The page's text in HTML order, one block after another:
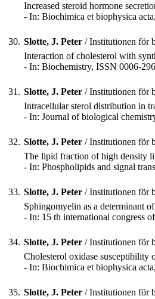
Increased steroid hormone
- In: Biochimica et biophysica
30. Slotte, J. Peter / Institutionen för
Interaction of cholesterol with
- In: Biochemistry, ISSN 0006-
31. Slotte, J. Peter / Institutionen för
Intracellular sterol distribution in
- In: Journal of biological
32. Slotte, J. Peter / Institutionen för
The lipid fraction of high density
- In: Phospholipids and signal
33. Slotte, J. Peter / Institutionen för
Sphingomyelin as a determinant
- In: 15 th international congress
34. Slotte, J. Peter / Institutionen för
Cholesterol oxidase susceptibility
- In: Biochimica et biophysica
35. Slotte, J. Peter / Institutionen för